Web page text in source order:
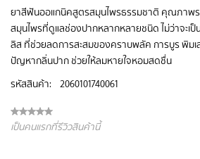
ยาสีฟันออแกนิคสูตรสมุนไพรธรรมชาติ คุณภาพร
สมุนไพรที่ดูแลช่องปากหลากหลายชนิด ไม่ว่าจะเป็
ลิส ที่ช่วยลดการสะสมของคราบพลัค การบูร พิมเ
ปัญหากลิ่นปาก ช่วยให้ลมหายใจหอมสดชื่น
รหัสสินค้า:
2060101740061
เป็นคนแรกที่รีวิวสินค้านี้